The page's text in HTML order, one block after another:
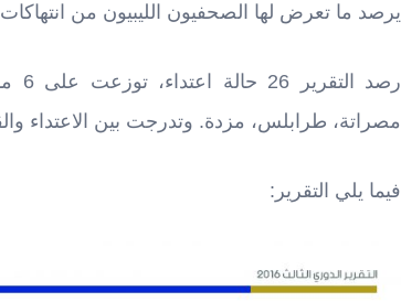
يرصد ما تعرض لها الصحفيون الليبيون من
مصراتة، طرابلس، مزدة. وتدرجت بين الاعتداء
فيما يلي التقرير: